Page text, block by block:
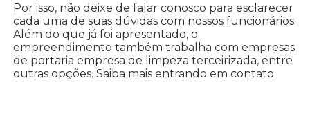
Por isso, não deixe de falar conosco para esclarecer
cada uma de suas dúvidas com nossos funcionários.
Além do que já foi apresentado, o
empreendimento também trabalha com empresas
de portaria empresa de limpeza terceirizada, entre
outras opções. Saiba mais entrando em contato.